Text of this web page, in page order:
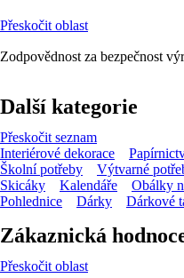
Přeskočit oblast
Zodpovědnost za bezpečnost
Další kategorie
Přeskočit seznam
Interiérové dekorace
Školní potřeby
Výtvarné
Skicáky
Kalendáře Obálky
Pohlednice
Dárky Dárkové
Zákaznická
Přeskočit oblast